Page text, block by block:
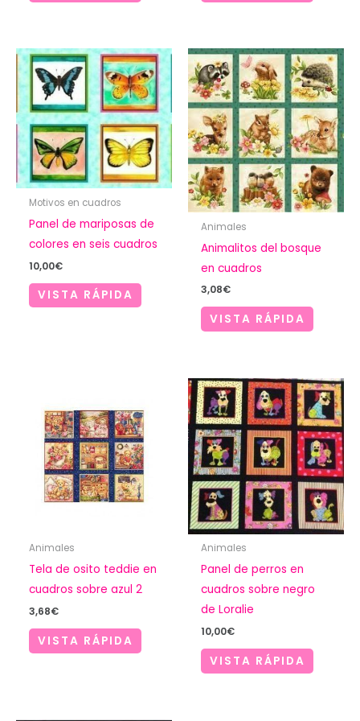
Motivos en cuadros
Panel de mariposas de
colores en seis cuadros
10,00€
VISTA RÁPIDA
Animales
Animalitos del bosque
en cuadros
3,08€
VISTA RÁPIDA
Animales
Tela de osito teddie en
cuadros sobre azul 2
3,68€
VISTA RÁPIDA
Animales
Panel de perros en
cuadros sobre negro
de Loralie
10,00€
VISTA RÁPIDA